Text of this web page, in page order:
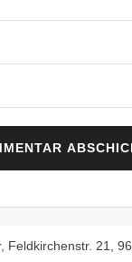
Feldkirchenstr. 21,